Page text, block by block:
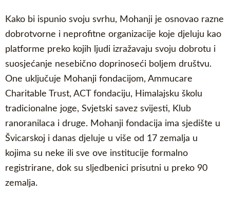
Kako bi ispunio svoju svrhu, Mohanji je osnovao razne
dobrotvorne i neprofitne organizacije koje djeluju kao
platforme preko kojih ljudi izražavaju svoju dobrotu i
suosjećanje nesebično doprinoseći boljem društvu.
One uključuje Mohanji fondacijom, Ammucare
Charitable Trust, ACT fondaciju, Himalajsku školu
tradicionalne joge, Svjetski savez svijesti, Klub
ranoranilaca i druge. Mohanji fondacija ima sjedište u
Švicarskoj i danas djeluje u više od 17 zemalja u
kojima su neke ili sve ove institucije formalno
registrirane, dok su sljedbenici prisutni u preko 90
zemalja.